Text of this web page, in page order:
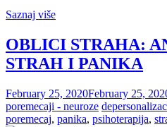
Saznaj više
OBLICI STRAHA:
STRAH I PANIKA
February 25, 2020February 25,
poremecaji - neuroze
poremecaj, panika, psihoterapija,